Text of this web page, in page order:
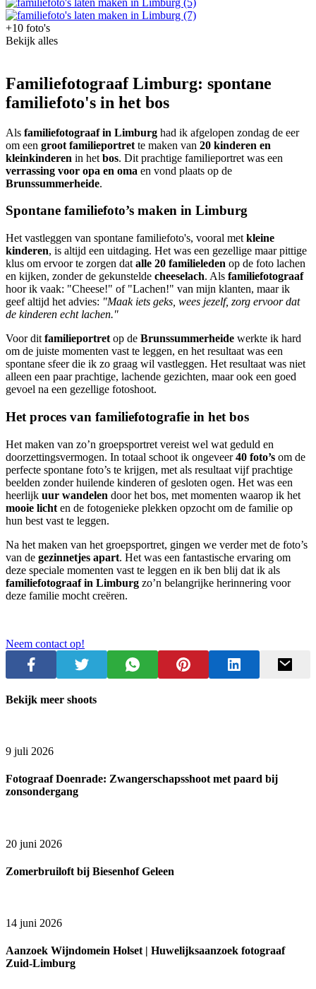
+10 foto's
Bekijk alles
Familiefotograaf Limburg: spontane
familiefoto's in het bos
Als familiefotograaf in Limburg had ik afgelopen zondag de eer
om een groot familieportret te maken van 20 kinderen en
kleinkinderen in het bos. Dit prachtige familieportret was een
verrassing voor opa en oma en vond plaats op de
Brunssummerheide.
Spontane familiefoto’s maken in Limburg
Het vastleggen van spontane familiefoto's, vooral met kleine
kinderen, is altijd een uitdaging. Het was een gezellige maar pittige
klus om ervoor te zorgen dat alle 20 familieleden op de foto lachen
en kijken, zonder de gekunstelde cheeselach. Als familiefotograaf
hoor ik vaak: "Cheese!" of "Lachen!" van mijn klanten, maar ik
geef altijd het advies: "Maak iets geks, wees jezelf, zorg ervoor dat
de kinderen echt lachen."
Voor dit familieportret op de Brunssummerheide werkte ik hard
om de juiste momenten vast te leggen, en het resultaat was een
spontane sfeer die ik zo graag wil vastleggen. Het resultaat was niet
alleen een paar prachtige, lachende gezichten, maar ook een goed
gevoel na een gezellige fotoshoot.
Het proces van familiefotografie in het bos
Het maken van zo’n groepsportret vereist wel wat geduld en
doorzettingsvermogen. In totaal schoot ik ongeveer40 foto’s om de
perfecte spontane foto’s te krijgen, met als resultaat vijf prachtige
beelden zonder huilende kinderen of gesloten ogen. Het was een
heerlijk uur wandelen door het bos, met momenten waarop ik het
mooie licht en de fotogenieke plekken opzocht om de familie op
hun best vast te leggen.
Na het maken van het groepsportret, gingen we verder met de foto’s
van de gezinnetjes apart. Het was een fantastische ervaring om
deze speciale momenten vast te leggen en ik ben blij dat ik als
familiefotograaf in Limburg zo’n belangrijke herinnering voor
deze familie mocht creëren.
Neem contact op!
Bekijk meer shoots
9 juli 2026
Fotograaf Doenrade: Zwangerschapsshoot met paard bij
zonsondergang
20 juni 2026
Zomerbruiloft bij Biesenhof Geleen
14 juni 2026
Aanzoek Wijndomein Holset | Huwelijksaanzoek fotograaf
Zuid-Limburg